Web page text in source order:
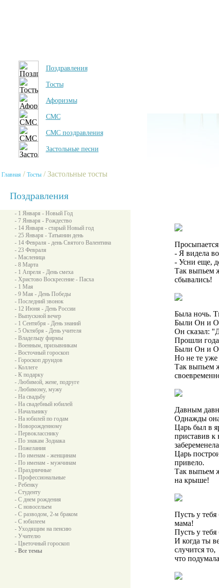
Поздравления
Тосты
Афоризмы
СМС
СМС поздравления
Застольные песни
Главная / Тосты / Застольные тосты
Поздравления
- 1 Января - Новый Год
- 7 Января - Рождество
- 14 Января - старый Новый год
- 25 Января - Татьянин день
- 14 Февраля - день Святого Валентина
- 23 Февраля
- Масленица
- 8 Марта
- 1 Апреля - День смеха
- Христово Воскресение - Пасха
- 1 Мая
- 9 Мая - День Победы
- Последний звонок
- 12 Июня - День России
- Выпускной вечер
- 1 Сентября - День знаний
- 5 Октября - День учителя
- Владельцу фирмы
- Военным, призывникам
- Восточный гороскоп
- Гороскоп друидов
- Коллеге
- К подарку
- Любимой, жене, подруге
- Любимому, мужу
- На свадьбу
- На свадебный юбилей
- Начальнику
- На юбилей по годам
- Новорожденному
- Первокласснику
- По знакам Зодиака
- Пожелания
- По именам - женщинам
- По именам - мужчинам
- Праздничные
- Профессиональные
- Ребенку
- Студенту
- С днем рождения
- С новосельем
- С разводом, 2-м браком
- С юбилеем
- Уходящим на пенсию
- Учителю
- Цветочный гороскоп
- Все темы
- Я видела
- Усни еще,
Так выпьем
сбывались!
Была ночь.
Были Он и
Он сказал:
Прошли
Были Он и
Но не те
Так выпьем
Давным
Однажды она
Царь был в
приставив к
Царь
привело.
Так выпьем
на крыше!
Пусть у тебя
мама!
Пусть у тебя
И когда ты
случится то,
что